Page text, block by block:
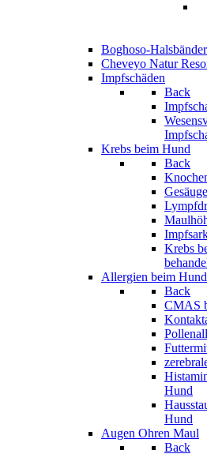
Boghoso-Halsbänder
Cheveyo Natur
Impfschäden
Back
Krebs beim Hund
Back
Krebs
Allergien beim Hund
Back
CMAS
Hund
Hund
Augen Ohren Maul
Back